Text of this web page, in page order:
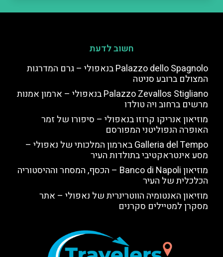
חשוב לדעת
Palazzo dello Spagnolo בנאפולי – גרם המדרגות
המצולם ברובע סניטה
Palazzo Zevallos Stigliano בנאפולי – ארמון אמנות
מרשים ברחוב ויה טולדו
מוזיאון אנריקו קרוזו בנאפולי – סיפורו של זמר
האופרה הנפוליטני המפורסם
Galleria del Tempo בארמון המלכותי של נאפולי –
מסע אינטראקטיבי בתולדות העיר
מוזיאון Banco di Napoli – הכסף, המסחר וההיסטוריה
הכלכלית של העיר
מוזיאון האנטומיה הווטרינרית של נאפולי – אתר
מסקרן למטיילים סקרנים